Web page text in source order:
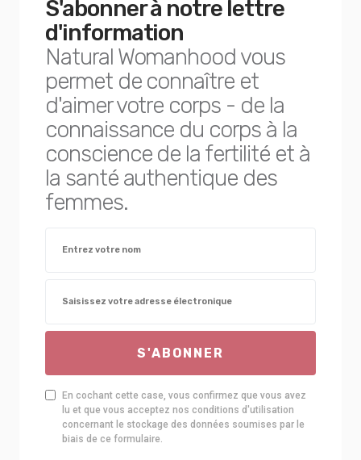
S'abonner à notre lettre
d'information
Natural Womanhood vous
permet de connaître et
d'aimer votre corps - de la
connaissance du corps à la
conscience de la fertilité et à
la santé authentique des
femmes.
S'ABONNER
En cochant cette case, vous confirmez que vous avez
lu et que vous acceptez nos conditions d'utilisation
concernant le stockage des données soumises par le
biais de ce formulaire.